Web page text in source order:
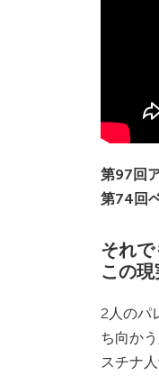
第97回
第74回
それ
この
2人のパ
ち向か
スチナ